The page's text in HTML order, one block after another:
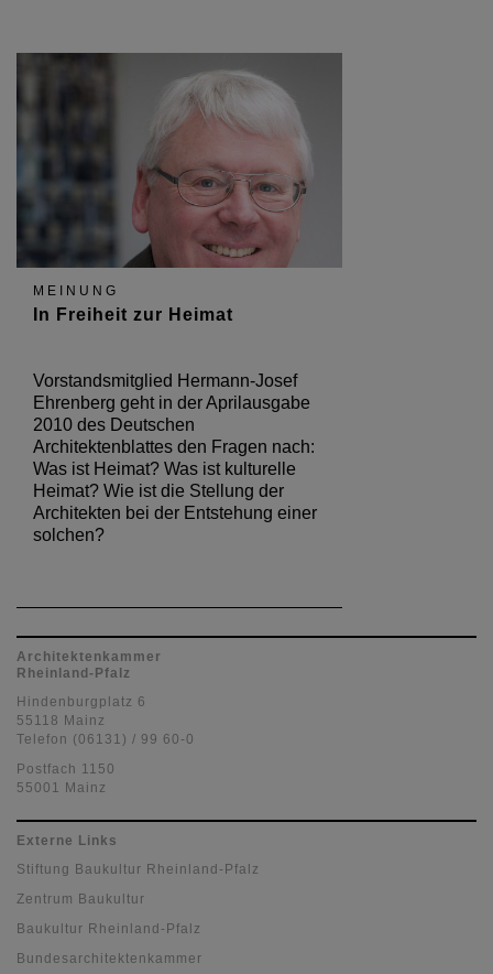
MEINUNG
In Freiheit zur Heimat
Vorstandsmitglied Hermann-Josef
Ehrenberg geht in der Aprilausgabe
2010 des Deutschen
Architektenblattes den Fragen nach:
Was ist Heimat? Was ist kulturelle
Heimat? Wie ist die Stellung der
Architekten bei der Entstehung einer
solchen?
Architektenkammer
Rheinland-Pfalz
Hindenburgplatz 6
55118 Mainz
Telefon (06131) / 99 60-0
Postfach 1150
55001 Mainz
Externe Links
Stiftung Baukultur Rheinland-Pfalz
Zentrum Baukultur
Baukultur Rheinland-Pfalz
Bundesarchitektenkammer